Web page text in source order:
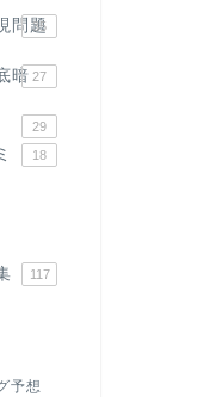
問題
35
暗 27
29
18
117
予想